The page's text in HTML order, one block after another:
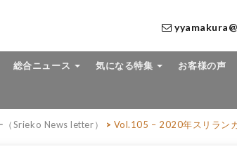
総合ニュース 気になる特集 お客様の声
Srieko News letter） > Vol.105 – 2020年スリラン